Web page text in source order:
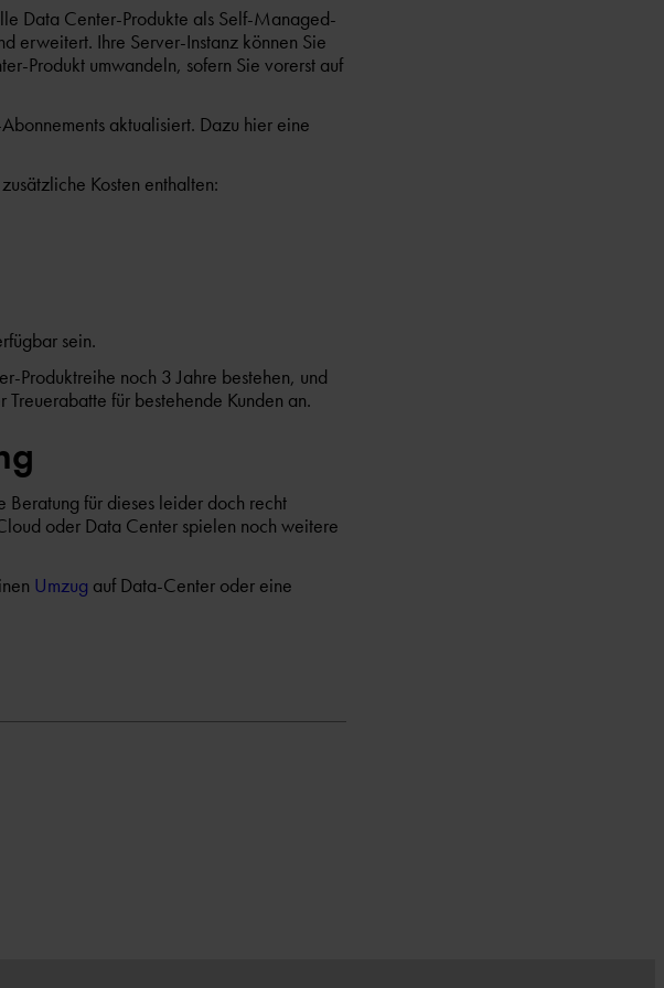
Data Center-Produkte als Self-Managed-
erweitert. Ihre Server-Instanz können Sie
Produkt umwandeln, sofern Sie vorerst auf
aktualisiert. Dazu hier eine
Kosten enthalten:
sein.
Produktreihe noch 3 Jahre bestehen, und
für bestehende Kunden an.
für dieses leider doch recht
oder Data Center spielen noch weitere
Umzug auf Data-Center oder eine